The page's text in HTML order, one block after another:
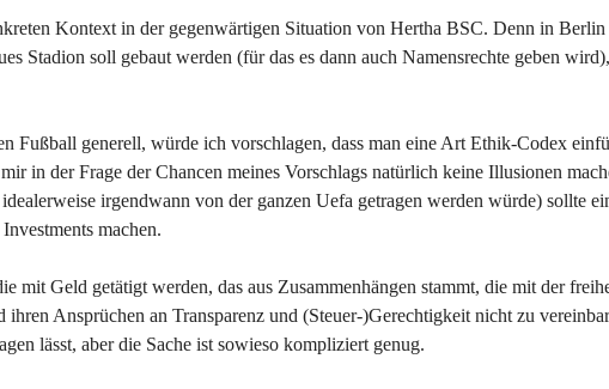
Kontext in der gegenwärtigen Situation von Hertha BSC. Denn in Berlin
Stadion soll gebaut werden (für das es dann auch Namensrechte geben
Fußball generell, würde ich vorschlagen, dass man eine Art Ethik-Codex
in der Frage der Chancen meines Vorschlags natürlich keine Illusionen
irgendwann von der ganzen Uefa getragen werden würde) sollte
machen.
mit Geld getätigt werden, das aus Zusammenhängen stammt, die mit der
Ansprüchen an Transparenz und (Steuer-)Gerechtigkeit nicht zu
lässt, aber die Sache ist sowieso kompliziert genug.